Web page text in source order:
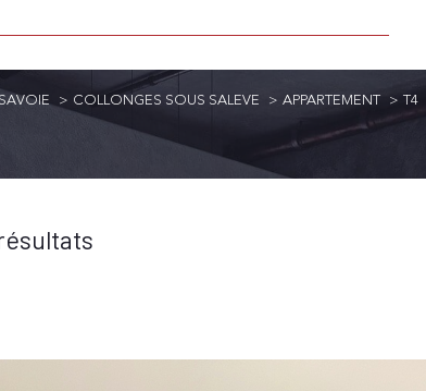
COLLONGES SOUS SALEVE APPARTEMENT T4